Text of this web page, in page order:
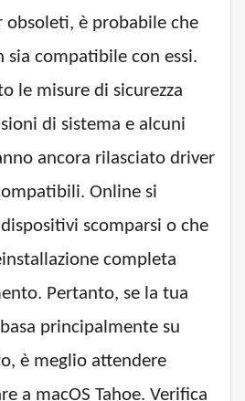
obsoleti, è probabile che
sia compatibile con essi.
le misure di sicurezza
di sistema e alcuni
ancora rilasciato driver
Online si
scomparsi o che
completa
Pertanto, se la tua
principalmente su
è meglio attendere
a macOS Tahoe. Verifica